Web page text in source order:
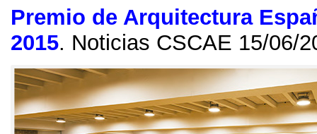
Premio de Arquitectura
2015. Noticias CSCAE 15/06/